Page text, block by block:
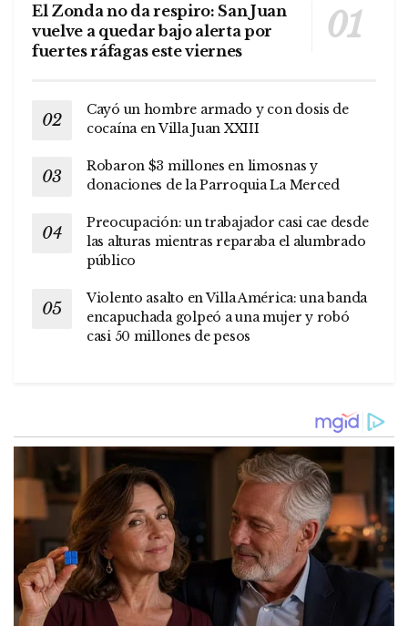
El Zonda no da respiro: San Juan
vuelve a quedar bajo alerta por
fuertes ráfagas este viernes
Cayó un hombre armado y con dosis de
cocaína en Villa Juan XXIII
Robaron $3 millones en limosnas y
donaciones de la Parroquia La Merced
Preocupación: un trabajador casi cae desde
las alturas mientras reparaba el alumbrado
público
Violento asalto en Villa América: una banda
encapuchada golpeó a una mujer y robó
casi 50 millones de pesos